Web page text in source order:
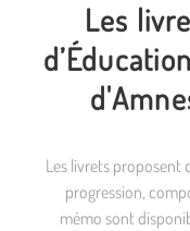
Les
Les livrets proposent
progression,
mémo sont